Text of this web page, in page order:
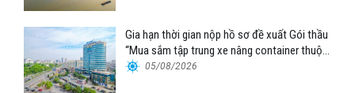
Gia hạn thời gian nộp hồ sơ đề xuất Gói thầu
“Mua sắm tập trung xe nâng container thuộc
Tổng công ty Hàng hải Việt Nam – CTCP”
05/08/2026